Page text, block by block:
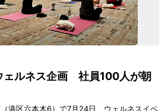
ェルネス企画 社員100人が朝
港区六本木6）で7月24日、ウェルネスイベ